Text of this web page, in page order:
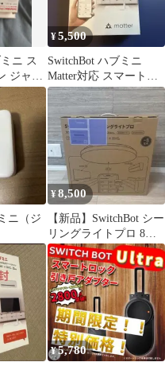
ニ ス
ジャン
¥5,500
SwitchBot ハブミニ
Matter対応 スマートリ
モコン
ニ（ジ
¥8,500
【新品】SwitchBot シー
リングライトプロ 8畳
用
¥5,780